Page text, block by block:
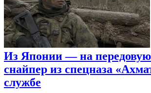
Из Японии — на
снайпер из спецназа
службе